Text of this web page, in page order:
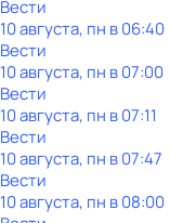
Вести
10 августа, пн в 06:40
Вести
10 августа, пн в 07:00
Вести
10 августа, пн в 07:11
Вести
10 августа, пн в 07:47
Вести
10 августа, пн в 08:00